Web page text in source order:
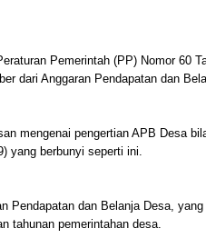
Pemerintah (PP) Nomor 60
dari Anggaran Pendapatan dan
mengenai pengertian APB Desa
yang berbunyi seperti ini.
Pendapatan dan Belanja Desa,
tahunan pemerintahan desa.